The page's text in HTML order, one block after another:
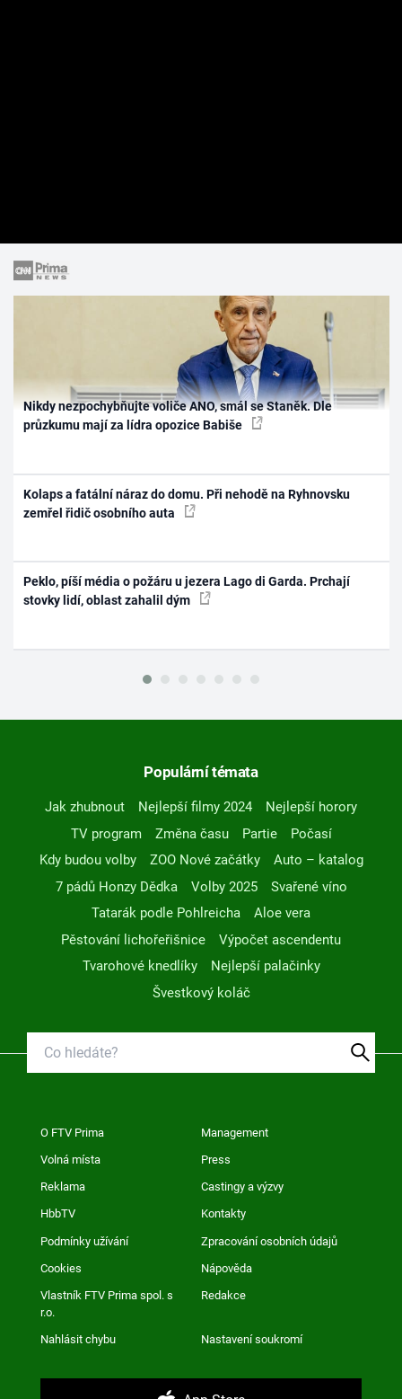
Nikdy nezpochybňujte voliče ANO, smál se Staněk. Dle
průzkumu mají za lídra opozice Babiše
Kolaps a fatální náraz do domu. Při nehodě na Ryhnovsku
zemřel řidič osobního auta
Peklo, píší média o požáru u jezera Lago di Garda. Prchají
stovky lidí, oblast zahalil dým
Populární témata
Jak zhubnout Nejlepší filmy 2024
Nejlepší horory
TV program
Změna času Partie
Počasí
Kdy budou volby
ZOO Nové začátky
Auto – katalog
7 pádů Honzy Dědka
Volby 2025
Svařené víno
Tatarák podle Pohlreicha
Aloe vera
Pěstování lichořeřišnice
Výpočet ascendentu
Tvarohové knedlíky
Nejlepší palačinky
Švestkový koláč
O FTV Prima Management
Volná místa Press
Reklama Castingy a výzvy
HbbTV Kontakty
Podmínky užívání Zpracování osobních údajů
Cookies Nápověda
Vlastník FTV Prima spol. s
r.o.
Redakce
Nahlásit chybu Nastavení soukromí